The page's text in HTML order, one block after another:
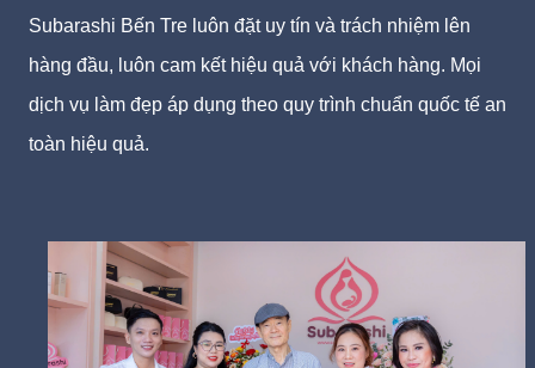
Subarashi Bến Tre luôn đặt uy tín và trách nhiệm l ên
hàng đầu, luôn cam kết hiệu quả với khách hàng. Mọi
dịch vụ làm đẹp áp dụng theo quy trình chuẩn quốc tế an
toàn hiệu quả.